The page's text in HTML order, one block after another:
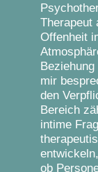
Therapeut
Offenheit
mir
den
Bereich
intime
ob